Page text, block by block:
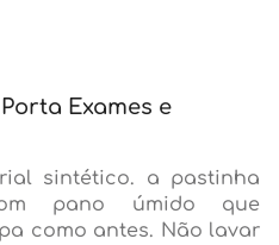
Exames e
sintético. a pastinha
pano úmido que
como antes. Não lavar